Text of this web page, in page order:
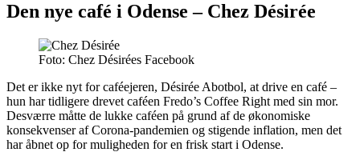
Den nye café i Odense – Chez Désirée
Foto: Chez Désirées Facebook
Det er ikke nyt for caféejeren, Désirée Abotbol, at drive en café –
hun har tidligere drevet caféen Fredo’s Coffee Right med sin mor.
Desværre måtte de lukke caféen på grund af de økonomiske
konsekvenser af Corona-pandemien og stigende inflation, men det
har åbnet op for muligheden for en frisk start i Odense.